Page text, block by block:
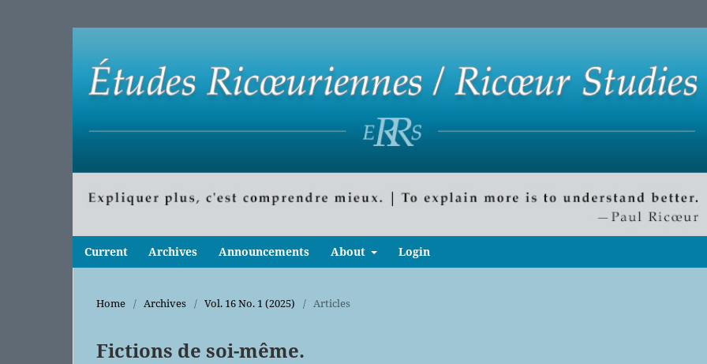
Current Archives Announcements About Login
Home / Archives / Vol. 16 No. 1 (2025) / Articles
Fictions de soi-même.